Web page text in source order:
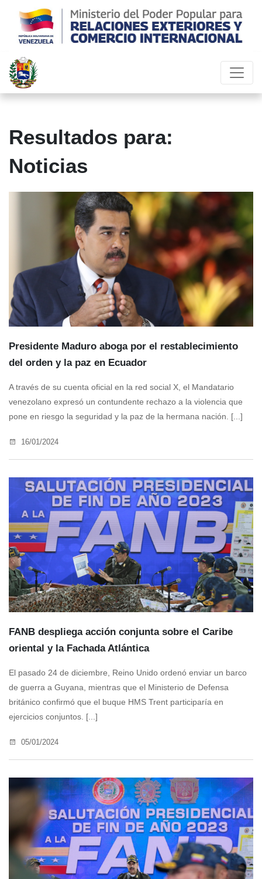
Resultados para:
Noticias
Presidente Maduro aboga por el restablecimiento
del orden y la paz en Ecuador
A través de su cuenta oficial en la red social X, el Mandatario
venezolano expresó un contundente rechazo a la violencia que
pone en riesgo la seguridad y la paz de la hermana nación. [...]
16/01/2024
FANB despliega acción conjunta sobre el Caribe
oriental y la Fachada Atlántica
El pasado 24 de diciembre, Reino Unido ordenó enviar un barco
de guerra a Guyana, mientras que el Ministerio de Defensa
británico confirmó que el buque HMS Trent participaría en
ejercicios conjuntos. [...]
05/01/2024